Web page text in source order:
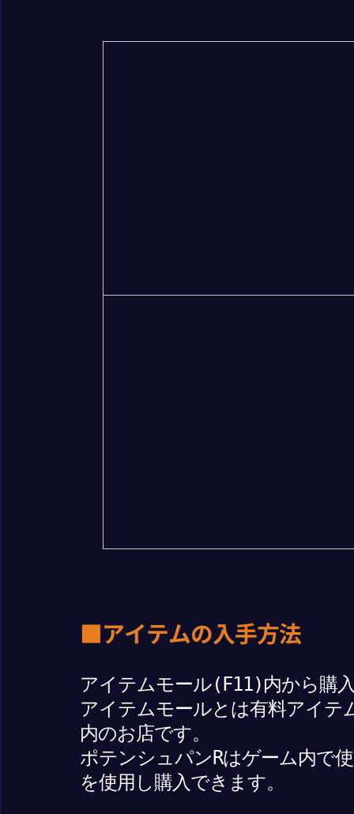
■アイテムの入手方法
アイテムモール(F11)内から購
アイテムモールとは有料アイ
内のお店です。
ポテンシュパンRはゲーム内で
を使用し購入できます。